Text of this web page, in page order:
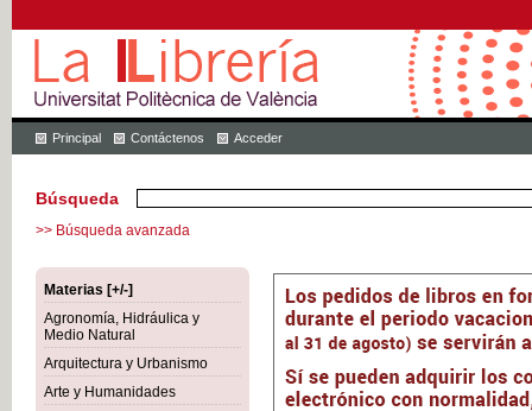
Principal Contáctenos Acceder
Búsqueda
>> Búsqueda avanzada
Materias [+/-]
Agronomía, Hidráulica y
Medio Natural
Arquitectura y Urbanismo
Arte y Humanidades